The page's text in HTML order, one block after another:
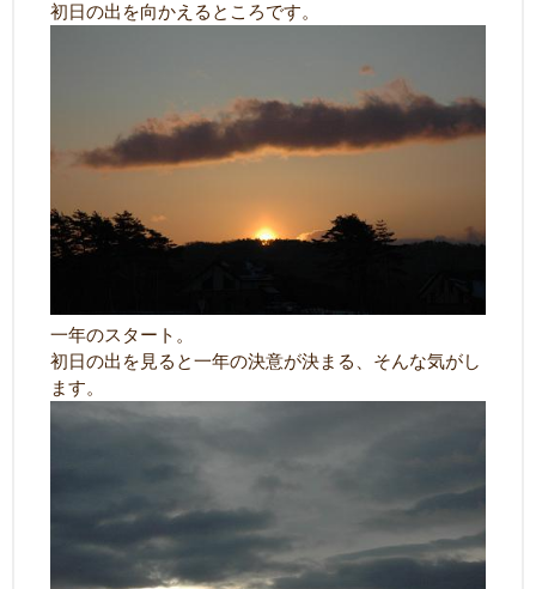
初日の出を向かえるところです。
一年のスタート。
初日の出を見ると一年の決意が決まる、そんな気がし
ます。